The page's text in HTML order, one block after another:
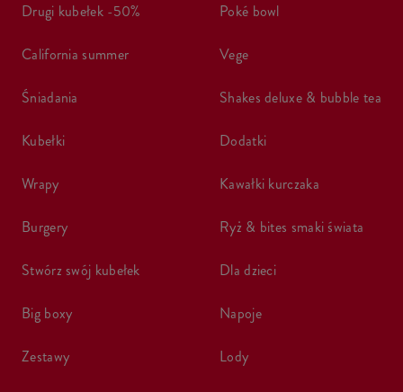
drugi kubełek -50%
california summer
śniadania
kubełki
wrapy
burgery
stwórz swój kubełek
big boxy
zestawy
poké bowl
vege
shakes deluxe & bubble tea
dodatki
kawałki kurczaka
ryż & bites smaki świata
dla dzieci
napoje
lody